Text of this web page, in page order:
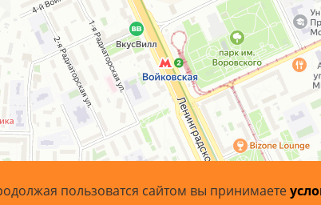
пользоватся сайтом вы принимаете